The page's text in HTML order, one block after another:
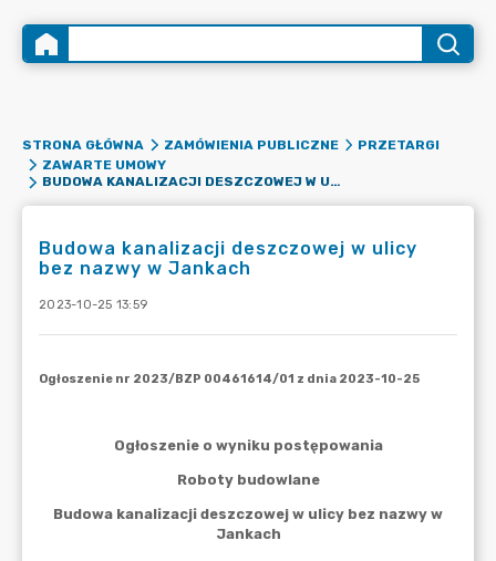
STRONA GŁÓWNA ZAMÓWIENIA PUBLICZNE
PRZETARGI
ZAWARTE UMOWY
BUDOWA KANALIZACJI DESZCZOWEJ W ULICY BEZ NAZWY W JANKACH
Budowa kanalizacji deszczowej w ulicy
bez nazwy w Jankach
2023-10-25 13:59